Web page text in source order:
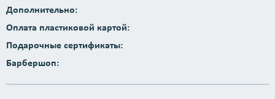
Дополнительно:
Оплата пластиковой картой:
Подарочные сертификаты:
Барбершоп: